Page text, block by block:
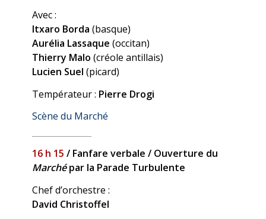
Avec :
Itxaro Borda (basque)
Aurélia Lassaque (occitan)
Thierry Malo (créole antillais)
Lucien Suel (picard)
Températeur : Pierre Drogi
Scène du Marché
16 h 15 / Fanfare verbale / Ouverture du
Marchépar la Parade Turbulente
Chef d’orchestre :
David Christoffel